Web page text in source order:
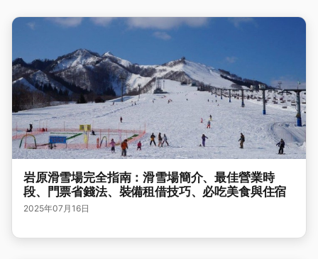
岩原滑雪場完全指南：滑雪場簡介、最佳營業時
段、門票省錢法、裝備租借技巧、必吃美食與住宿
2025年07月16日